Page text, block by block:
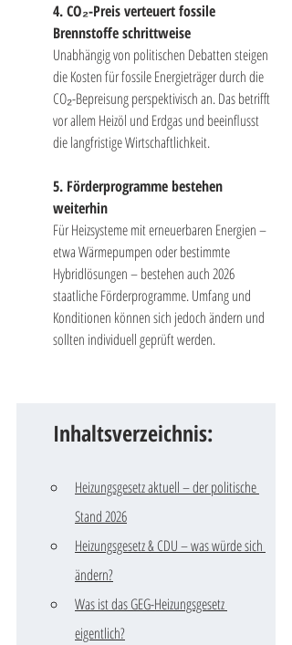
4. CO₂-Preis verteuert fossile
Brennstoffe schrittweise
Unabhängig von politischen Debatten steigen
die Kosten für fossile Energieträger durch die
CO₂-Bepreisung perspektivisch an. Das betrifft
vor allem Heizöl und Erdgas und beeinflusst
die langfristige Wirtschaftlichkeit.
5. Förderprogramme bestehen
weiterhin
Für Heizsysteme mit erneuerbaren Energien –
etwa Wärmepumpen oder bestimmte
Hybridlösungen – bestehen auch 2026
staatliche Förderprogramme. Umfang und
Konditionen können sich jedoch ändern und
sollten individuell geprüft werden.
Inhaltsverzeichnis:
Heizungsgesetz aktuell – der politische
Stand 2026
Heizungsgesetz & CDU – was würde sich
ändern?
Was ist das GEG-Heizungsgesetz
eigentlich?